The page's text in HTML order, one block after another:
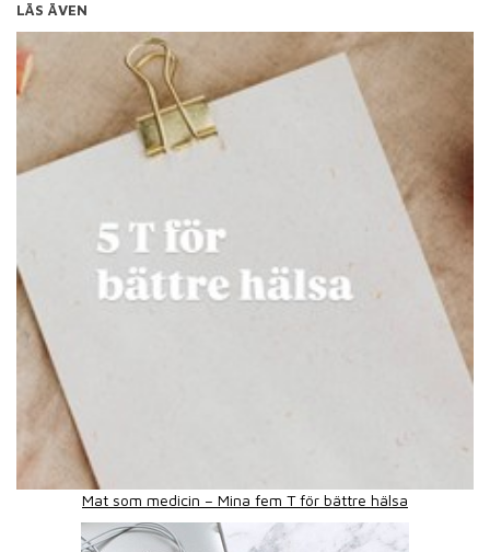
LÄS ÄVEN
Mat som medicin – Mina fem T för bättre hälsa